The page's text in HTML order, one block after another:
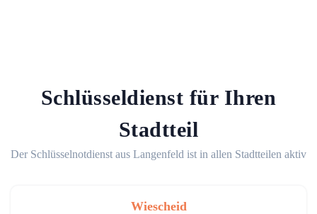
Schlüsseldienst für Ihren
Stadtteil
Der Schlüsselnotdienst aus Langenfeld ist in allen Stadtteilen aktiv
Wiescheid